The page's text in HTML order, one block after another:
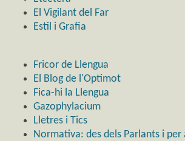
El Vigilant del Far
Estil i Grafia
Fricor de Llengua
El Blog de l'Optimot
Fica-hi la Llengua
Gazophylacium
Lletres i Tics
Normativa: des dels Parlants i per